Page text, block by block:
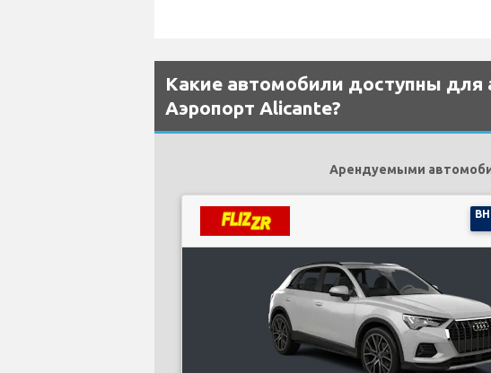
Какие автомобили доступны для
Аэропорт Alicante?
Арендуемыми